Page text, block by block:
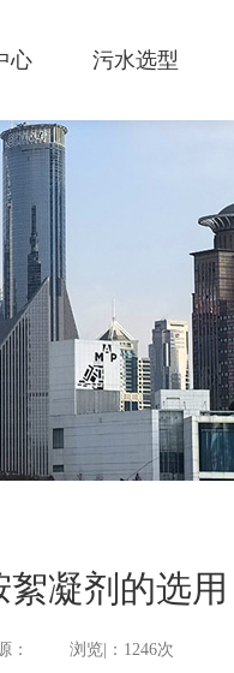
心 污水选型
凝剂的选用
： 浏览|：1246次